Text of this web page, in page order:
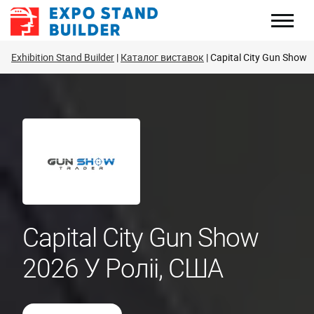
Перейти
Exhibition Stand Builder Каталог виставок Capital City Gun Show
Capital City Gun Show
2026 У Роліі, США